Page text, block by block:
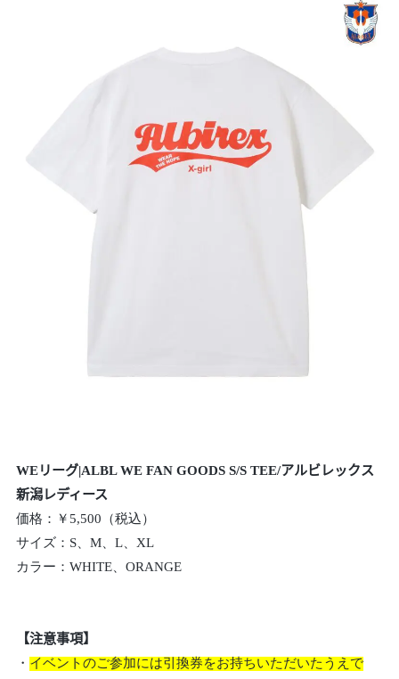
WEリーグ|ALBL WE FAN GOODS S/S TEE/アルビレックス
新潟レディース
価格：￥5,500（税込）
サイズ：S、M、L、XL
カラー：WHITE、ORANGE
【注意事項】
・ イベントのご参加には引換券をお持ちいただいたうえで